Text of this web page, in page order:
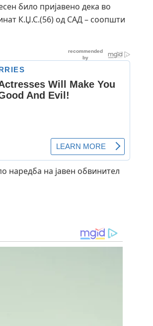
било пријавено дека во
К.Џ.С.(56) од САД – соопшти
наредба на јавен обвинител